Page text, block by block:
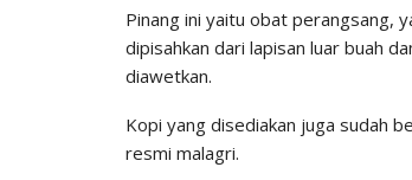
Pinang ini yaitu obat perangsang,
dipisahkan dari lapisan luar buah
diawetkan.
Kopi yang disediakan juga sudah
resmi malagri.